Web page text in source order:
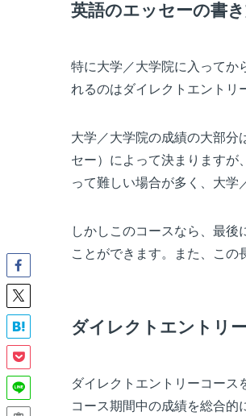
英語のエッセーの書
特に大学／大学院に入ってか
れるのはダイレクトエントリ
大学／大学院の成績の大部分
セー）によって決まりますが
って難しい場合が多く、大学
しかしこのコースなら、最
ことができます。また、この
ダイレクトエントリ
ダイレクトエントリーコース
コース期間中の成績を総合的